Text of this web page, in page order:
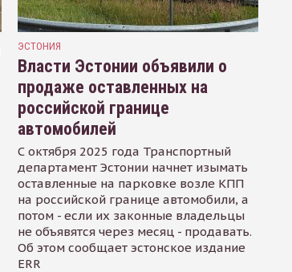
ЭСТОНИЯ
Власти Эстонии объявили о
продаже оставленных на
российской границе
автомобилей
С октября 2025 года Транспортный
департамент Эстонии начнет изымать
оставленные на парковке возле КПП
на российской границе автомобили, а
потом - если их законные владельцы
не объявятся через месяц - продавать.
Об этом сообщает эстонское издание
ERR